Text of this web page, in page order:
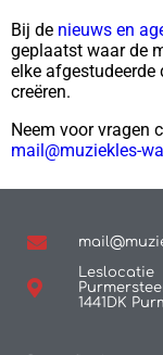
Bij de nieuws en
geplaatst waar de
elke afgestudeerde
creëren.
Neem voor vragen
mail@muziekles-
Leslocatie
1441DK